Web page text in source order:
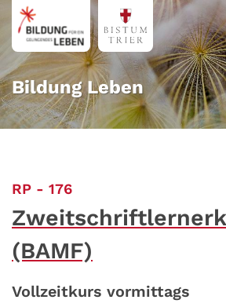
Zum Inhalt springen
Bildung Leben
RP - 176:
(BAMF)
Vollzeitkurs vormittags